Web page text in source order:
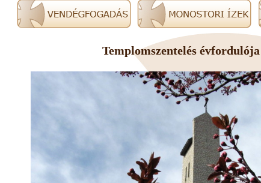
Templomszentelés évfordulója